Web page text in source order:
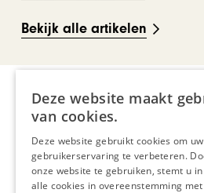
Bekijk alle artikelen
Gerelateerd
Deze website maakt
van cookies.
Deze website gebruikt cookies om uw
gebruikerservaring te verbeteren.
onze website te gebruiken, stemt u
alle cookies in overeenstemming met